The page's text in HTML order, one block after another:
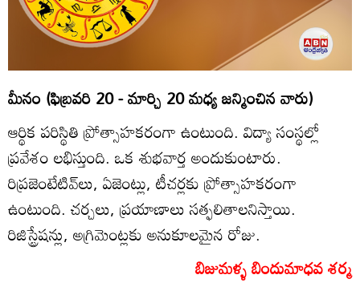
మీనం (ఫిబ్రవరి 20 - మార్చి 20 మధ్య జన్మించిన వారు)
ఆర్థిక పరిస్థితి ప్రోత్సాహకరంగా ఉంటుంది. విద్యా సంస్థల్లో
ప్రవేశం లభిస్తుంది. ఒక శుభవార్త అందుకుంటారు.
రిప్రజెంటేటివ్‌లు, ఏజెంట్లు, టీచర్లకు ప్రోత్సాహకరంగా
ఉంటుంది. చర్చలు, ప్రయాణాలు సత్ఫలితాలనిస్తాయి.
రిజిస్ట్రేషన్లు, అగ్రిమెంట్లకు అనుకూలమైన రోజు.
బిజుమళ్ళ బిందుమాధవ శర్మ